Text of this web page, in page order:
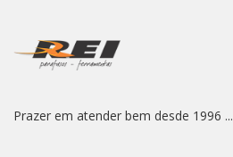
Prazer em atender bem desde 1996 ...